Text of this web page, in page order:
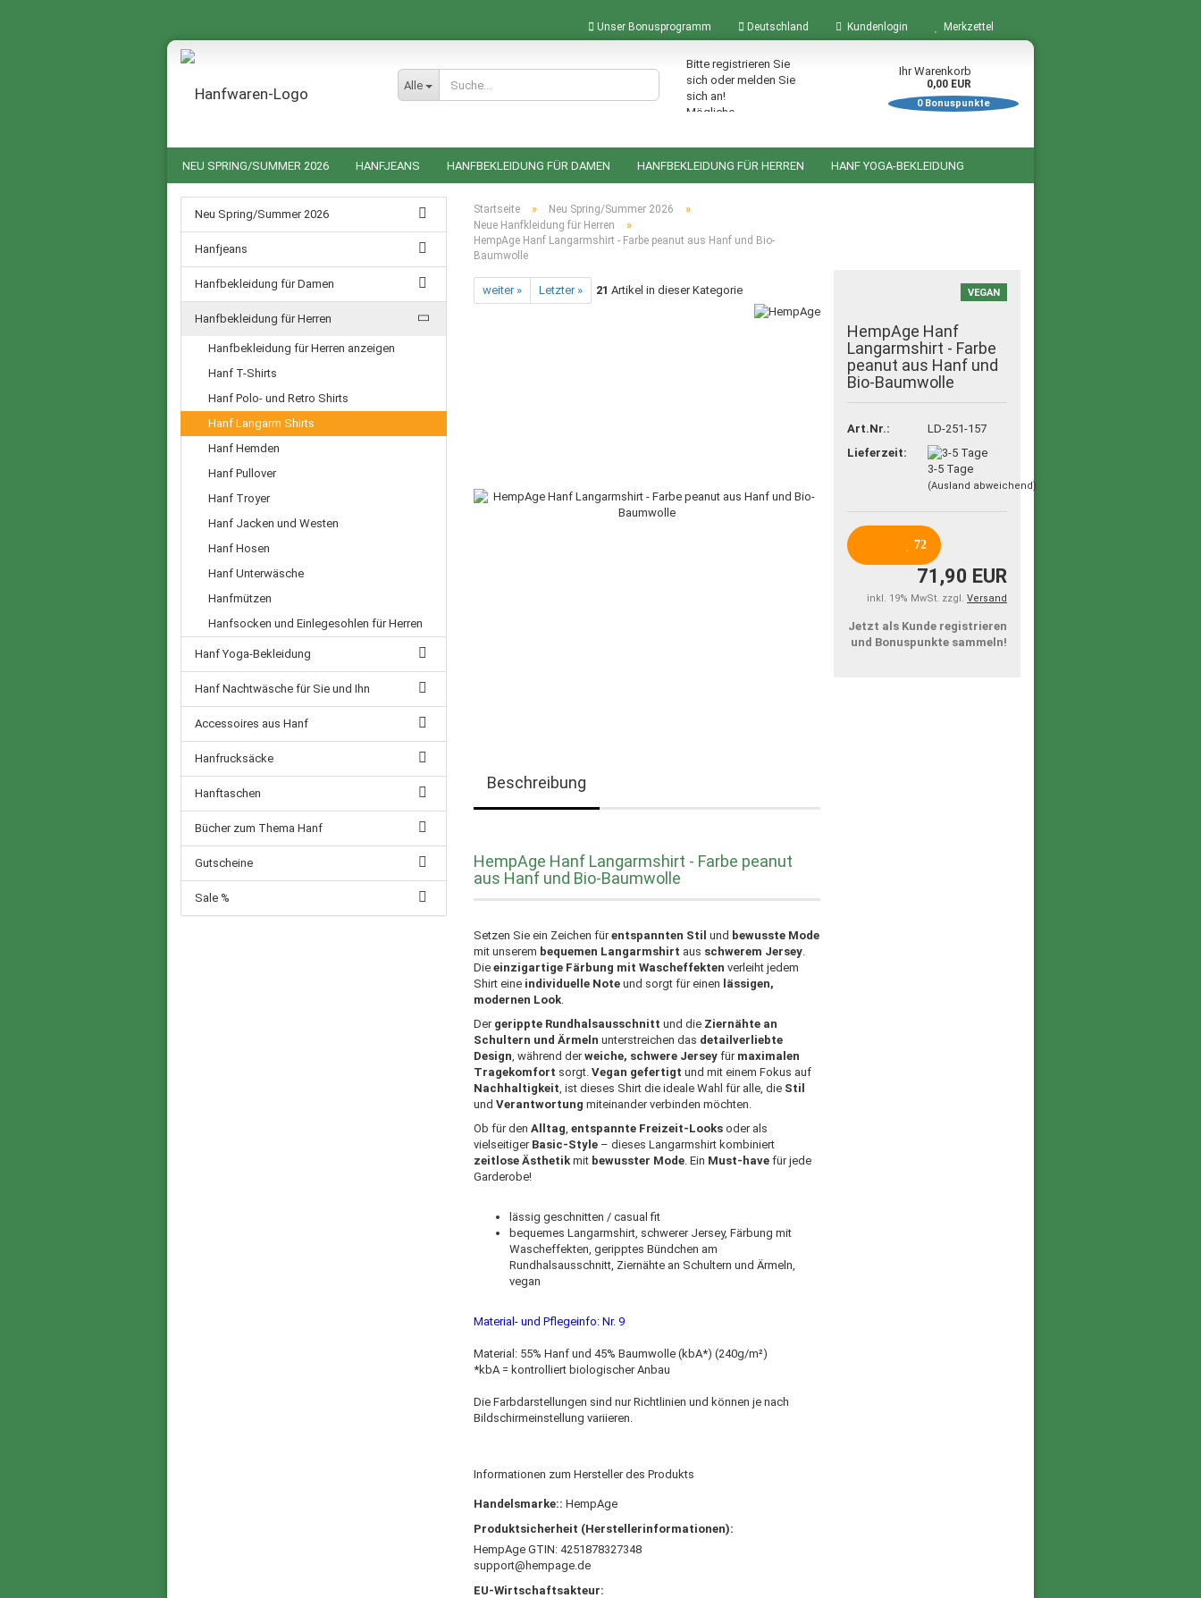
Unser Bonusprogramm Deutschland
Lieferland
Kundenlogin
Passwort vergessen?
Merkzettel
Alle
Bitte registrieren Sie
sich oder melden Sie
sich an!
Mögliche
Warenkorb: 0
Ihr Warenkorb
0,00 EUR
0Bonuspunkte
NEU SPRING/SUMMER 2026 HANFJEANS HANFBEKLEIDUNG FÜR DAMEN HANFBEKLEIDUNG FÜR HERREN HANF YOGA-BEKLEIDUNG
HANF NACHTWÄSCHE FÜR SIE UND IHN ACCESSOIRES AUS HANF HANFRUCKSÄCKE
Startseite » Neu Spring/Summer 2026 »
Neue Hanfkleidung für Herren »
HempAge Hanf Langarmshirt - Farbe peanut aus Hanf und Bio-
Baumwolle
weiter » Letzter » 21 Artikel in dieser Kategorie VEGAN
HempAge Hanf
Langarmshirt - Farbe
peanut aus Hanf und
Bio-Baumwolle
Art.Nr.:
LD-251-157
Lieferzeit:
3-5 Tage
(Ausland abweichend)
72
71,90 EUR
inkl. 19% MwSt. zzgl. Versand
Jetzt als Kunde registrieren
und Bonuspunkte sammeln!
Beschreibung
HempAge Hanf Langarmshirt - Farbe peanut
aus Hanf und Bio-Baumwolle
Setzen Sie ein Zeichen fürentspannten Stil und bewusste Mode
mit unserem bequemen Langarmshirt aus schwerem Jersey.
Dieeinzigartige Färbung mit Wascheffekten verleiht jedem
Shirt eine individuelle Note und sorgt für einen lässigen,
modernen Look.
Der gerippte Rundhalsausschnitt und die Ziernähte an
Schultern und Ärmeln unterstreichen das detailverliebte
Design, während derweiche, schwere Jersey für maximalen
Tragekomfort sorgt.Vegan gefertigt und mit einem Fokus auf
Nachhaltigkeit, ist dieses Shirt die ideale Wahl für alle, die Stil
undVerantwortung miteinander verbinden möchten.
Ob für denAlltag,entspannte Freizeit-Looks oder als
vielseitiger Basic-Style – dieses Langarmshirt kombiniert
zeitlose Ästhetik mit bewusster Mode. Ein Must-have für jede
Garderobe!
lässig geschnitten / casual fit
bequemes Langarmshirt, schwerer Jersey, Färbung mit
Wascheffekten, geripptes Bündchen am
Rundhalsausschnitt, Ziernähte an Schultern und Ärmeln,
vegan
Material- und Pflegeinfo: Nr. 9
Material: 55% Hanf und 45% Baumwolle (kbA*) (240g/m²)
*kbA = kontrolliert biologischer Anbau
Die Farbdarstellungen sind nur Richtlinien und können je nach
Bildschirmeinstellung variieren.
Informationen zum Hersteller des Produkts
Handelsmarke::HempAge
Produktsicherheit (Herstellerinformationen):
HempAge GTIN: 4251878327348
support@hempage.de
EU-Wirtschaftsakteur:
Neu Spring/Summer 2026
Hanfjeans
Hanfbekleidung für Damen
Hanfbekleidung für Herren
Hanfbekleidung für Herren anzeigen
Hanf T-Shirts
Hanf Polo- und Retro Shirts
Hanf Langarm Shirts
Hanf Hemden
Hanf Pullover
Hanf Troyer
Hanf Jacken und Westen
Hanf Hosen
Hanf Unterwäsche
Hanfmützen
Hanfsocken und Einlegesohlen für Herren
Hanf Yoga-Bekleidung
Hanf Nachtwäsche für Sie und Ihn
Accessoires aus Hanf
Hanfrucksäcke
Hanftaschen
Bücher zum Thema Hanf
Gutscheine
Sale %